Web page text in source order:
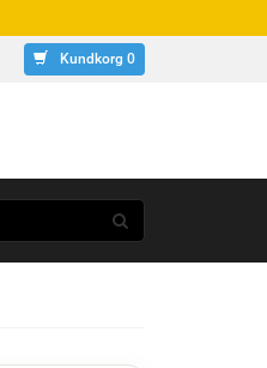
Kundkorg 0